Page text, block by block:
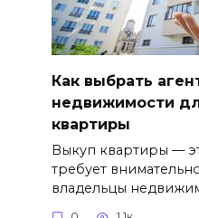
Как выбрать
недвижимости
квартиры
Выкуп квартиры —
требует
владельцы